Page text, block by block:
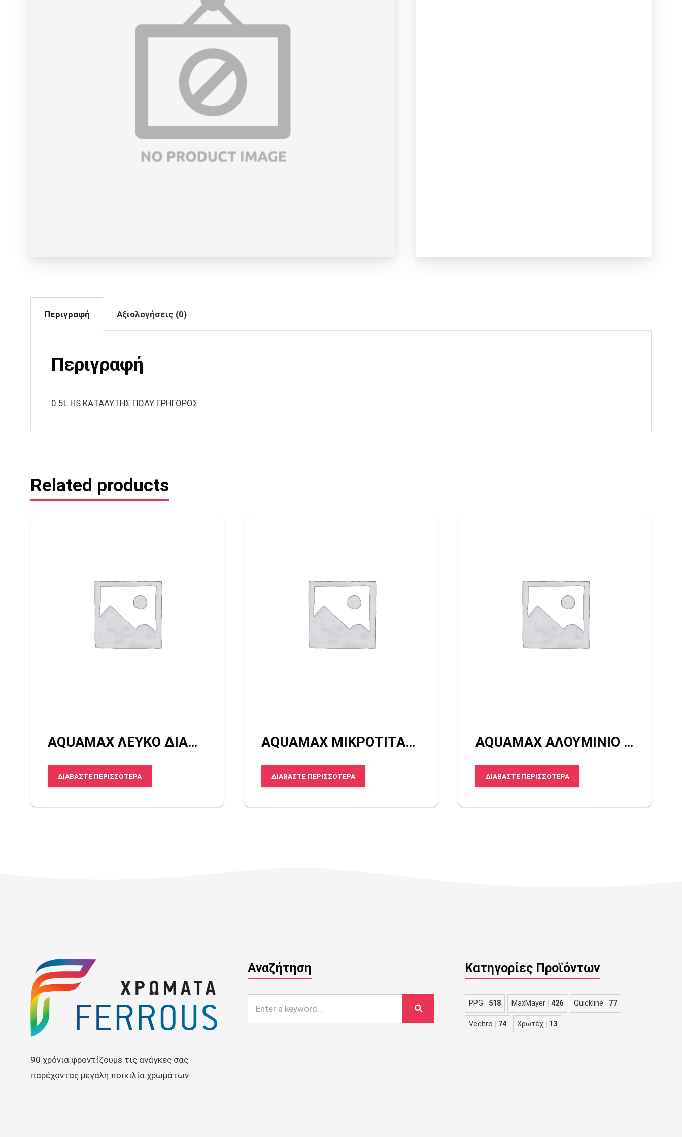
Περιγραφή Αξιολογήσεις (0)
Περιγραφή
0.5L HS ΚΑΤΑΛΥΤΗΣ ΠΟΛΥ ΓΡΗΓΟΡΟΣ
Related products
AQUAMAX ΛΕΥΚΟ ΔΙΑΦΑΝΟ
ΔΙΑΒΆΣΤΕ ΠΕΡΙΣΣΌΤΕΡΑ
AQUAMAX ΜΙΚΡΟΤΙΤΑΝΙΟ
ΔΙΑΒΆΣΤΕ ΠΕΡΙΣΣΌΤΕΡΑ
AQUAMAX ΑΛΟΥΜΙΝΙΟ ΛΕΠΤΟ
ΔΙΑΒΆΣΤΕ ΠΕΡΙΣΣΌΤΕΡΑ
90 χρόνια φροντίζουμε τις ανάγκες σας
παρέχοντας μεγάλη ποικιλία χρωμάτων
Αναζήτηση Κατηγορίες Προϊόντων
PPG 518 MaxMayer 426 Quickline 77
Vechro 74 Χρωτέχ 13